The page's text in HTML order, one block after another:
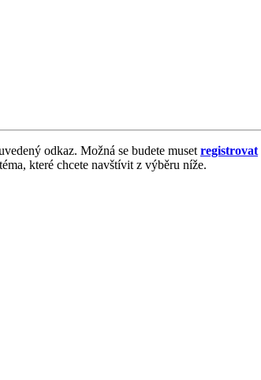
odkaz. Možná se budete muset registrovat
které chcete navštívit z výběru níže.